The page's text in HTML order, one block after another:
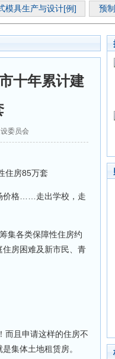
模具生产与设计[例] 预
十年累计建
委员会
住房85万套
价格……走出学校，走
集各类保障性住房约
房困难及新市民、青
且申请这样的住房不
集体土地租赁房。